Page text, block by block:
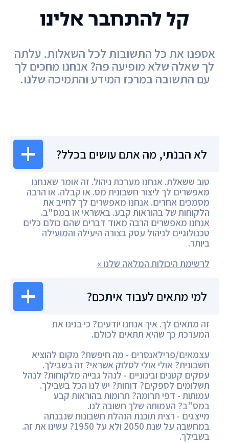
לא הבנתי, מה אתם עושים בכלל?
טוב ששאלת. אנחנו מערכת ניהול. זה אומר שאנחנו
מאפשרים לך ליצור חשבונית מס. או קבלה. או הרבה
מסמכים אחרים. אנחנו מאפשרים לך לחייב את
הלקוחות של בהוראות קבע. באשראי או במס"ב.
אנחנו מאפשרים הרבה מאוד דברים שהם כולם כלים
טכנולוגיים לניהול עסק בצורה היעילה והמועילה
ביותר.
לרשימת היכולות המלאה שלנו »
למי מתאים לעבוד איתכם?
זה מתאים לך. איך אנחנו יודעים? כי בנינו את
המערכת כך שהיא תתאים לכולם.
עצמאים/פרילאנסרים - מה חיפשת? מקום להוציא
חשבונית? אולי אולי לסלוק אשראי? זה בשבילך.
עסקים קטנים ובינוניים - לנהל גבייה מלקוחות? לנהל
תשלומים לספקים? דוחות? יש לנו הכל בשבילך.
עמותות - דפי תרומה? תרומות בהוראות קבע
במס"ב? העמותה שלך חשובה לנו.
מייצגים - רצית תוכנת הנהלת חשבונות שנבנתה
במחשבה על שנת 2050 ולא על 1950? עשינו את זה.
בשבילך.
קל להתחבר אלינו
אספנו את כל התשובות לכל השאלות. עלתה
לך שאלה שלא מופיעה פה? אנחנו מחכים לך
עם התשובה במרכז המידע והתמיכה שלנו.